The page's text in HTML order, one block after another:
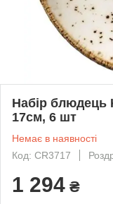
Набір блюдець
17см, 6 шт
Немає в наявності
Код: CR3717
1 294 ₴